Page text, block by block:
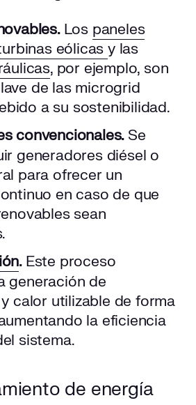
Los paneles
eólicasy las
, por ejemplo, son
de las microgrid
a su sostenibilidad.
convencionales. Se
generadores diésel o
para ofrecer un
en caso de que
sean
. Este proceso
generación de
calor utilizable de forma
la eficiencia
sistema.
de energía